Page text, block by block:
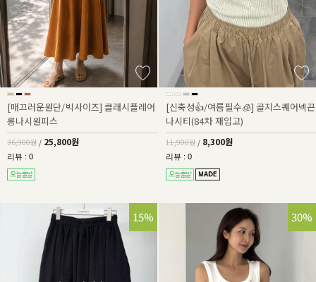
[매끄러운원단/빅사이즈] 클래시플레어
롱나시원피스
36,900원 / 25,800원
리뷰 : 0
[신축성👍/여름필수🧊] 골지스퀘어넥끈
나시티(84차 재입고)
11,900원 / 8,300원
리뷰 : 0
25%
15% 30%